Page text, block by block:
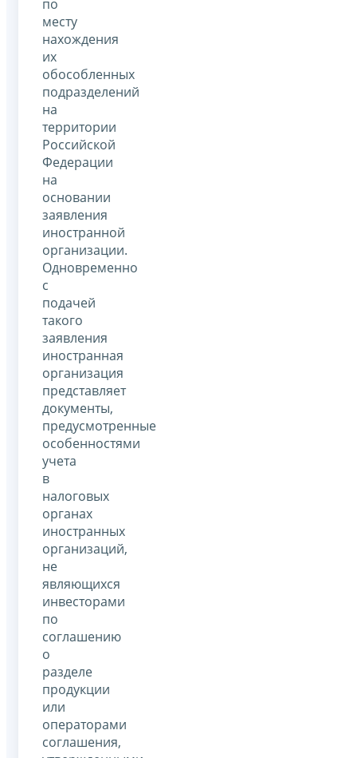
по
месту
нахождения
их
обособленных
подразделений
на
территории
Российской
Федерации
на
основании
заявления
иностранной
организации.
Одновременно
с
подачей
такого
заявления
иностранная
организация
представляет
документы,
предусмотренные
особенностями
учета
в
налоговых
органах
иностранных
организаций,
не
являющихся
инвесторами
по
соглашению
о
разделе
продукции
или
операторами
соглашения,